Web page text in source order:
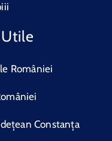
României
Constanța